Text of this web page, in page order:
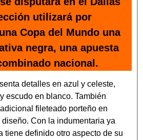
utilizará por
Copa del Mundo una
negra, una apuesta
nacional.
detalles en azul y celeste,
escudo en blanco. También
fileteado porteño en
Con la indumentaria ya
tiene definido otro aspecto de su